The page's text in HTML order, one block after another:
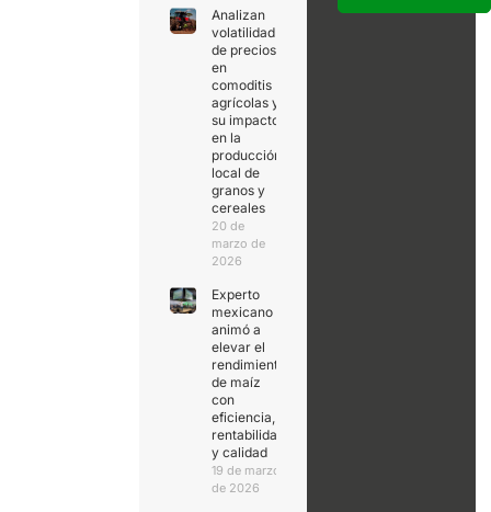
Analizan
volatilidad
de precios
en
comoditis
agrícolas y
su impacto
en la
producción
local de
granos y
cereales
20 de
marzo de
2026
Experto
mexicano
animó a
elevar el
rendimiento
de maíz
con
eficiencia,
rentabilidad
y calidad
19 de marzo
de 2026